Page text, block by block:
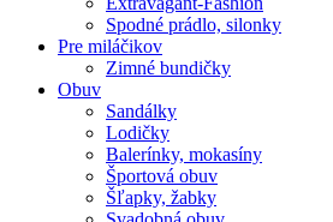
Spodné prádlo, silonky
Pre miláčikov
Zimné bundičky
Obuv
Sandálky
Lodičky
Balerínky, mokasíny
Športová obuv
Šľapky, žabky